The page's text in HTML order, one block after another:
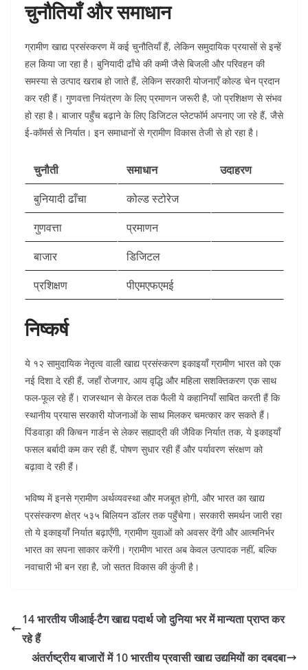
चुनौतियाँ और समाधान
ग्रामीण खाद्य प्रसंस्करण में कई चुनौतियाँ हैं, लेकिन समुदायिक प्रयासों से इन्हें
हल किया जा रहा है। बुनियादी ढाँचे की कमी जैसे बिजली और परिवहन की
समस्या से उत्पाद खराब हो जाते हैं, लेकिन सरकारी योजनाएँ कोल्ड चेन प्रदान
कर रही हैं। गुणवत्ता नियंत्रण के लिए प्रमाणन जरूरी है, जो प्रशिक्षण से संभव
हो रहा है। बाजार पहुँच बढ़ाने के लिए डिजिटल प्लेटफॉर्म अपनाए जा रहे हैं, जैसे
ई-कॉमर्स से निर्यात। इन समाधानों से ग्रामीण विकास तेजी से हो रहा है।​
चुनौती समाधान
उदाहरण
बुनियादी ढाँचा
कोल्ड स्टोरेज
गुणवत्ता
प्रमाणन
बाजार
डिजिटल
प्रशिक्षण
पीएमएफएमई
निष्कर्ष
ये १२ सामुदायिक नेतृत्व वाली खाद्य प्रसंस्करण इकाइयाँ ग्रामीण भारत को एक
नई दिशा दे रही हैं, जहाँ रोजगार, आय वृद्धि और महिला सशक्तिकरण एक साथ
फल-फूल रहे हैं। राजस्थान से केरल तक फैली ये कहानियाँ साबित करती हैं कि
स्थानीय प्रयास सरकारी योजनाओं के साथ मिलकर चमत्कार कर सकते हैं।
पिंडवाड़ा की किचन गार्डन से लेकर सह्याद्री की जैविक निर्यात तक, ये इकाइयाँ
फसल बर्बादी कम कर रही हैं, पोषण सुधार रही हैं और पर्यावरण संरक्षण को
बढ़ावा दे रही हैं।
भविष्य में इनसे ग्रामीण अर्थव्यवस्था और मजबूत होगी, और भारत का खाद्य
प्रसंस्करण क्षेत्र ५३५ बिलियन डॉलर तक पहुँचेगा। सरकारी समर्थन जारी रहा
तो ये इकाइयाँ निर्यात बढ़ाएँगी, ग्रामीण युवाओं को अवसर देंगी और आत्मनिर्भर
भारत का सपना साकार करेंगी। ग्रामीण भारत अब केवल उत्पादक नहीं, बल्कि
नवाचारी भी बन रहा है, जो सतत विकास की कुंजी है।
14 भारतीय जीआई-टैग खाद्य पदार्थ जो दुनिया भर में मान्यता प्राप्त कर
रहे हैं
अंतर्राष्ट्रीय बाजारों में 10 भारतीय प्रवासी खाद्य उद्यमियों का दबदबा